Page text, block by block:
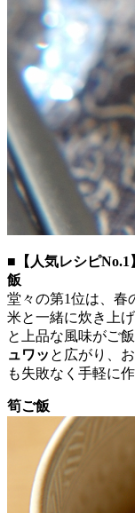
■【人気レシピ
飯
堂々の第1位は、春
米と一緒に炊き上
と上品な風味がご
ュワッ と広がり、
も失敗なく手軽に作
筍ご飯